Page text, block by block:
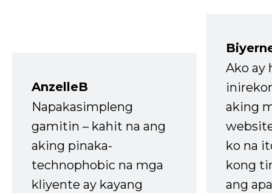
AnzelleB
Napakasimpleng
gamitin – kahit na ang
aking pinaka-
technophobic na mga
kliyente ay kayang
Ako ay
aking
ko na
kong
ang